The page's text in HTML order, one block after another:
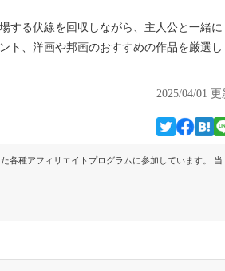
する伏線を回収しながら、主人公と一緒に
ト、洋画や邦画のおすすめの作品を厳選し
2025/04/01 更
各種アフィリエイトプログラムに参加しています。 当